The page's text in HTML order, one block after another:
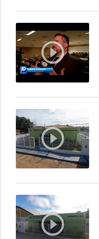
play_circle_outline
play_circle_outline
play_circle_outline